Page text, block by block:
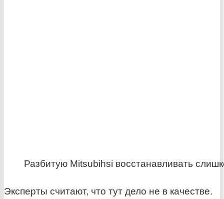
Разбитую Mitsubihsi восстанавливать
Эксперты считают, что тут дело не в качестве.